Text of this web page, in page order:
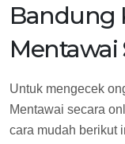
Bandung
Mentawai
Untuk mengecek
Mentawai secara
cara mudah berikut